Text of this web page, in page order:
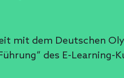
mit dem Deutschen
des E-Learning-